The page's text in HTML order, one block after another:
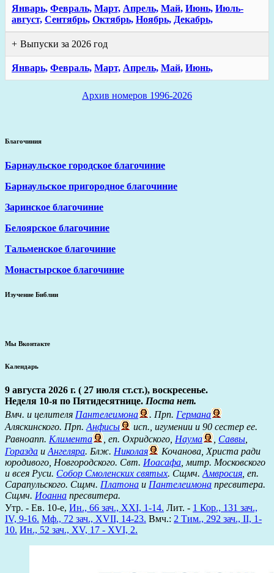
Январь, Февраль, Март, Апрель, Май, Июнь, Июль-
август, Сентябрь, Октябрь, Ноябрь, Декабрь,
Выпуски за 2026 год
Январь, Февраль, Март, Апрель, Май, Июнь,
Архив номеров 1996-2026
Благочиния
Барнаульское городское благочиние
Барнаульское пригородное благочиние
Заринское благочиние
Белоярское благочиние
Тальменское благочиние
Монастырское благочиние
Изучение Библии
Мы Вконтакте
Календарь
9 августа 2026 г. ( 27 июля ст.ст.), воскресенье.
Неделя 10-я по Пятидесятнице. Поста нет.
Вмч. и целителя Пантелеимона . Прп. Германа
Аляскинского. Прп.Анфисы
исп., игумении и 90 сестер ее.
Равноапп. Климента , еп. Охридского, Наума , Саввы,
Горазда иАнгеляра. Блж. Николая
Кочанова, Христа ради
юродивого, Новгородского. Свт. Иоасафа, митр. Московского
и всея Руси. Собор Смоленских святых. Сщмч.Амвросия, еп.
Сарапульского. Сщмч. Платона и Пантелеимона пресвитера.
Сщмч. Иоанна пресвитера.
Утр. - Ев. 10-е, Ин., 66 зач., XXI, 1-14. Лит. - 1 Кор., 131 зач.,
IV, 9-16. Мф., 72 зач., XVII, 14-23. Вмч.: 2 Тим., 292 зач., II, 1-
10. Ин., 52 зач., XV, 17 - XVI, 2.